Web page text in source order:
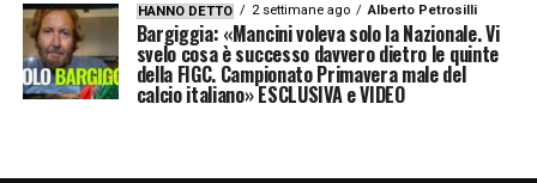
HANNO DETTO 2 settimane ago Alberto Petrosilli
Bargiggia: «Mancini voleva solo la Nazionale. Vi
svelo cosa è successo davvero dietro le quinte
della FIGC. Campionato Primavera male del
calcio italiano» ESCLUSIVA e VIDEO